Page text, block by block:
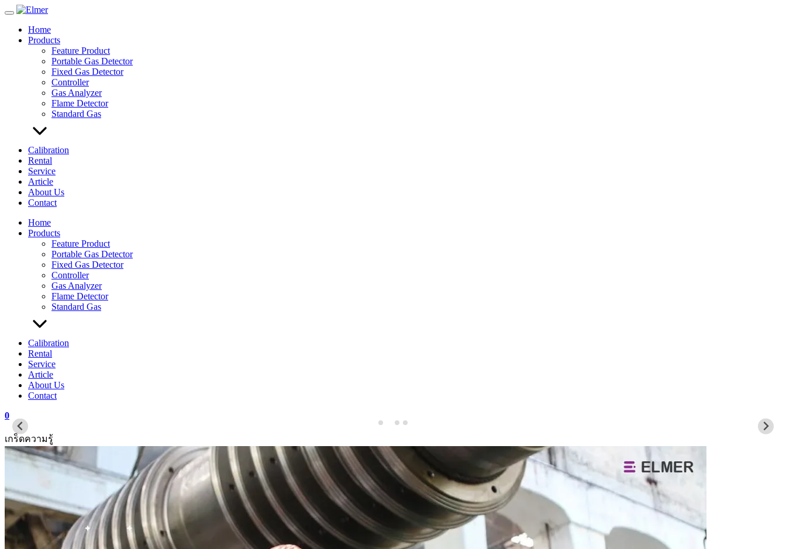
Skip
contentHome
Products
Feature Product
Portable Gas Detector
Fixed Gas Detector
Controller
Gas Analyzer
Flame Detector
Standard Gas
Calibration
Rental
Service
Article
About Us
Contact
Home
Products
Feature Product
Portable Gas Detector
Fixed Gas Detector
Controller
Gas Analyzer
Flame Detector
Standard Gas
Calibration
Rental
Service
Article
About Us
Contact
0
เกร็ดความรู้